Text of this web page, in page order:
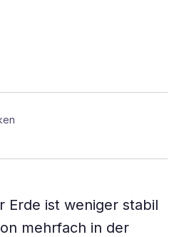
Erde ist weniger stabil
mehrfach in der